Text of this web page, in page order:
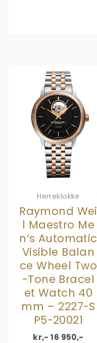
Herreklokke
Raymond Wei
l Maestro Me
n’s Automatic
Visible Balan
ce Wheel Two
-Tone Bracel
et Watch 40
mm – 2227-S
P5-20021
kr,- 16 950,-